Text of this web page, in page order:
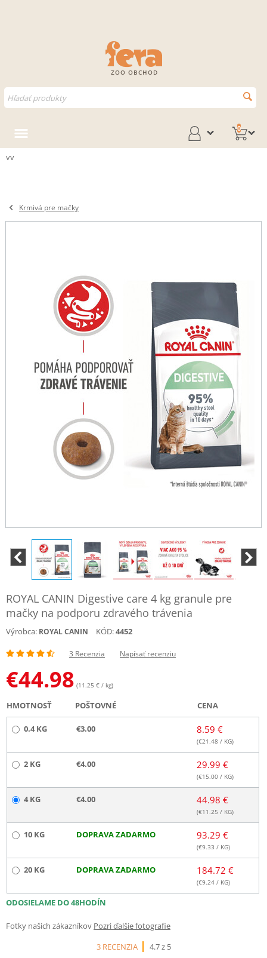
ZOO OBCHOD
0
vv
Krmivá pre mačky
ROYAL CANIN Digestive care 4 kg granule pre
mačky na podporu zdravého trávenia
Výrobca: ROYAL CANIN KÓD:4452
3 Recenzia Napísať recenziu
€44.98 (11.25 € / kg)
HMOTNOSŤ POŠTOVNÉ CENA
0.4 KG €3.00 8.59 €
(€21.48 / KG)
2 KG €4.00 29.99 €
(€15.00 / KG)
4 KG €4.00 44.98 €
(€11.25 / KG)
10 KG DOPRAVA ZADARMO 93.29 €
(€9.33 / KG)
20 KG DOPRAVA ZADARMO 184.72 €
(€9.24 / KG)
ODOSIELAME DO 48HODÍN
Fotky našich zákazníkov Pozri ďalšie fotografie
3 RECENZIA
4.7 z 5